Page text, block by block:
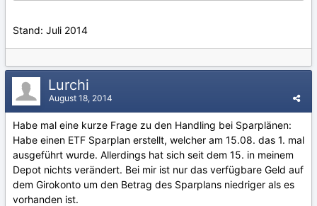
Stand: Juli 2014
Lurchi
August 18, 2014
Habe mal eine kurze Frage zu den Handling bei Sparplänen:
Habe einen ETF Sparplan erstellt, welcher am 15.08. das 1. mal
ausgeführt wurde. Allerdings hat sich seit dem 15. in meinem
Depot nichts verändert. Bei mir ist nur das verfügbare Geld auf
dem Girokonto um den Betrag des Sparplans niedriger als es
vorhanden ist.